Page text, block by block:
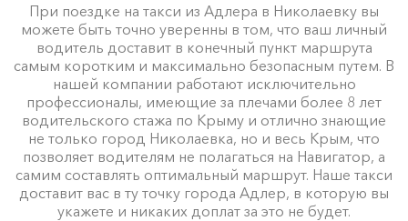
При поездке на такси из Адлера в Николаевку вы
можете быть точно уверенны в том, что ваш личный
водитель доставит в конечный пункт маршрута
самым коротким и максимально безопасным путем. В
нашей компании работают исключительно
профессионалы, имеющие за плечами более 8 лет
водительского стажа по Крыму и отлично знающие
не только город Николаевка, но и весь Крым, что
позволяет водителям не полагаться на Навигатор, а
самим составлять оптимальный маршрут. Наше такси
доставит вас в ту точку города Адлер, в которую вы
укажете и никаких доплат за это не будет.